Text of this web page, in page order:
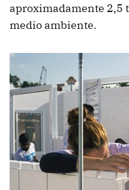
aproximadamente 2,5
medio ambiente.